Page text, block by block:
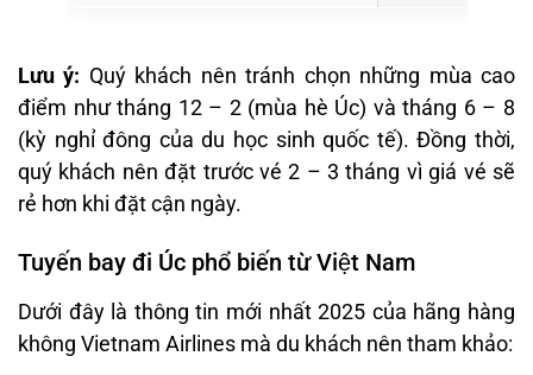
Lưu ý: Quý khách nên tránh chọn những mùa cao
điểm như tháng 12 – 2 (mùa hè Úc) và tháng 6 – 8
(kỳ nghỉ đông của du học sinh quốc tế). Đồng thời,
quý khách nên đặt trước vé 2 – 3 tháng vì giá vé sẽ
rẻ hơn khi đặt cận ngày.
Tuyến bay đi Úc phổ biến từ Việt Nam
Dưới đây là thông tin mới nhất 2025 của hãng hàng
không Vietnam Airlines mà du khách nên tham khảo: